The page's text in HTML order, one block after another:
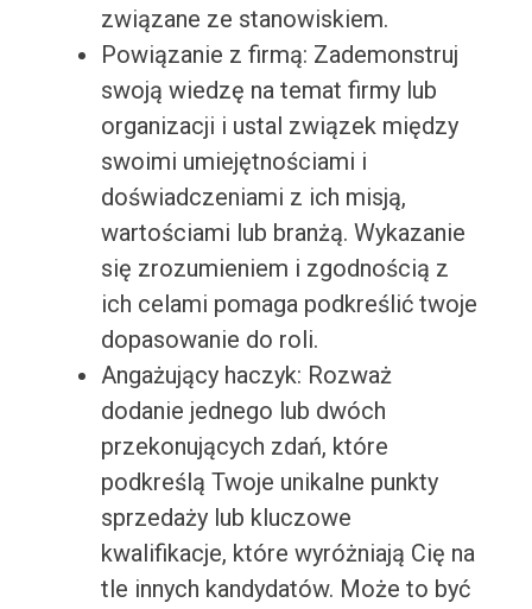
związane ze stanowiskiem.
Powiązanie z firmą: Zademonstruj
swoją wiedzę na temat firmy lub
organizacji i ustal związek między
swoimi umiejętnościami i
doświadczeniami z ich misją,
wartościami lub branżą. Wykazanie
się zrozumieniem i zgodnością z
ich celami pomaga podkreślić twoje
dopasowanie do roli.
Angażujący haczyk: Rozważ
dodanie jednego lub dwóch
przekonujących zdań, które
podkreślą Twoje unikalne punkty
sprzedaży lub kluczowe
kwalifikacje, które wyróżniają Cię na
tle innych kandydatów. Może to być